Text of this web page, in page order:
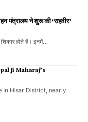
मंत्रालय ने शुरू की ‘राहवीर’
शिकार होते हैं। इनमें…
Ji Maharaj’s
in Hisar District, nearly